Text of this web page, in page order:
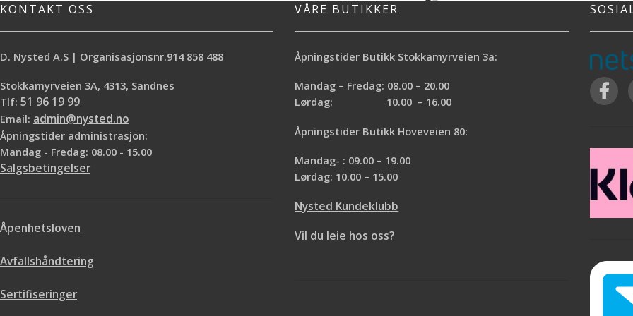
vannfast beskyttelse *Inneholder
sopphindrende midler
lakk og blank maling flyter bedre ut, gir
færre penselstriper og mindre nupper i
fjerne støv og fine partikler i hjemmet,
bilen eller verkstedet. Klutene er voks og
silikonfri. Kan brukes flere ganger.
Ideell før lakkering og maling
KONTAKT OSS
D. Nysted A.S | Organisasjonsnr.914 858 488
Stokkamyrveien 3A, 4313, Sandnes
Tlf: 51 96 19 99
Email: admin@nysted.no
Åpningstider administrasjon:
Mandag - Fredag: 08.00 - 15.00
Salgsbetingelser
Åpenhetsloven
Avfallshåndtering
Sertifiseringer
VÅRE BUTIKKER
Åpningstider Butikk Stokkamyrveien 3a:
Mandag – Fredag: 08.00 – 20.00
Lørdag: 10.00 – 16.00
Åpningstider Butikk Hoveveien 80:
Mandag- : 09.00 – 19.00
Lørdag: 10.00 – 15.00
Nysted Kundeklubb
Vil du leie hos oss?